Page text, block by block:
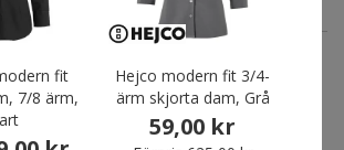
HAR OCKSÅ KÖPT
fit
7/8 ärm,
Hejco modern fit 3/4-
ärm skjorta dam, Grå
59,00 kr